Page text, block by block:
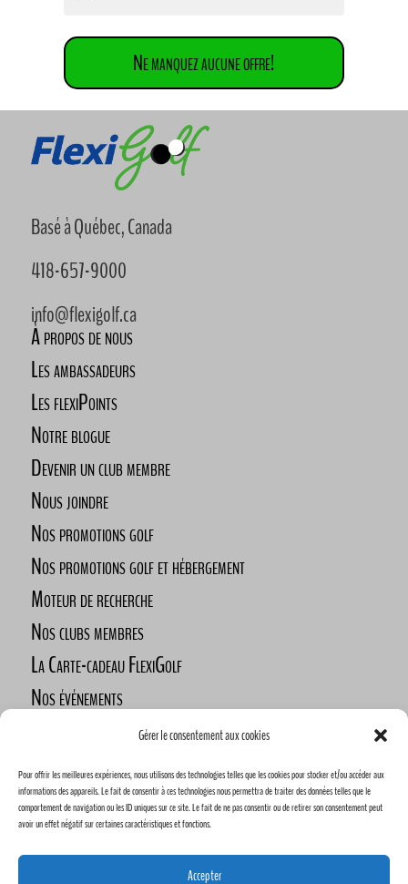
Gérer le consentement aux cookies
Pour offrir les meilleures expériences, nous utilisons des technologies telles que les cookies pour stocker et/ou accéder aux
informations des appareils. Le fait de consentir à ces technologies nous permettra de traiter des données telles que le
comportement de navigation ou les ID uniques sur ce site. Le fait de ne pas consentir ou de retirer son consentement peut
avoir un effet négatif sur certaines caractéristiques et fonctions.
Accepter
Ne manquez aucune offre!
Basé à Québec, Canada
418-657-9000
info@flexigolf.ca
À propos de nous
Les ambassadeurs
Les flexiPoints
Notre blogue
Devenir un club membre
Nous joindre
Nos promotions golf
Nos promotions golf et hébergement
Moteur de recherche
Nos clubs membres
La Carte-cadeau FlexiGolf
Nos événements
Défi des golfeurs nomades
Nos commanditaires
Devenez commanditaire